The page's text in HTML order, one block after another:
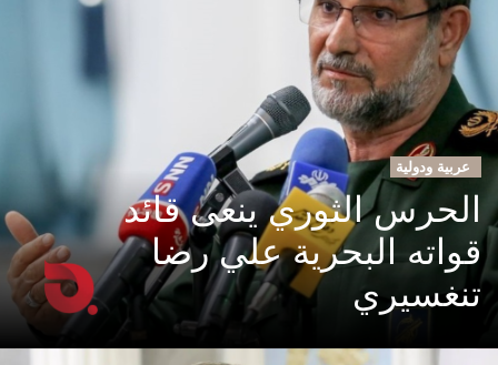
عربية ودولية
الحرس الثوري ينعى قائد
قواته البحرية علي رضا
تنغسيري